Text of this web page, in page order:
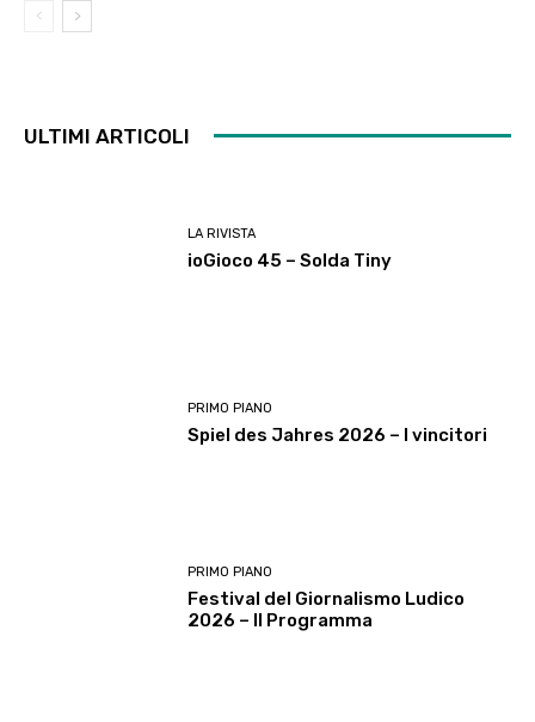
ULTIMI ARTICOLI
LA RIVISTA
ioGioco 45 – Solda Tiny
PRIMO PIANO
Spiel des Jahres 2026 – I vincitori
PRIMO PIANO
Festival del Giornalismo Ludico
2026 – Il Programma